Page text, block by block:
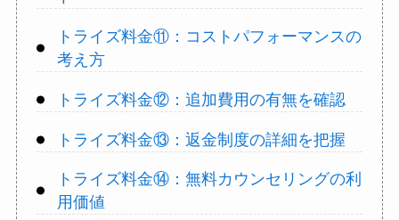
トライズ料金⑪：コストパフォーマンスの
考え方
トライズ料金⑫：追加費用の有無を確認
トライズ料金⑬：返金制度の詳細を把握
トライズ料金⑭：無料カウンセリングの利
用価値